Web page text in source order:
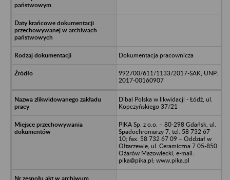
Dokumentacja pracownicza
992700/611/1133/2017-SAK; UNP:
2017-00160907
Dibal Polska w likwidacji - Łódź, ul.
Kopczyńskiego 37/21
PIKA Sp. z o.o. – 80-298 Gdańsk, ul.
Spadochroniarzy 7, tel. 58 732 67
10; fax. 58 732 67 09 – Oddział w
Ołtarzewie, ul. Ceramiczna 7 05-850
Ożarów Mazowiecki, e-mail:
pika@pika.pl; www.pika.pl